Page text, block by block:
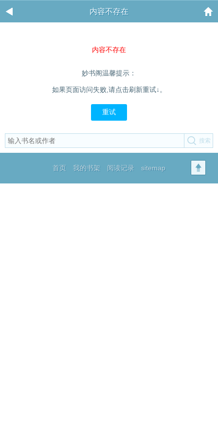
内容不存在
内容不存在
妙书阁温馨提示：
如果页面访问失败,请点击刷新重试↓。
重试
首页 我的书架 阅读记录 sitemap